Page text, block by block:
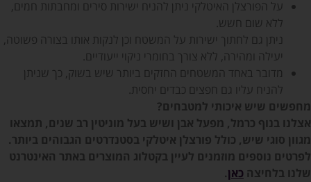
על הפורצלן האיטלקי ניתן להניח ישירות סירים ומחבתות חמים,
ללא שום חשש.
ניתן גם לחתוך ישירות על המשטח וכן לנקות אותו בצורה פשוטה,
יעילה ומהירה, ללא צורך בחומרי ניקוי ייעודיים.
מדובר באחד המשטחים החזקים ביותר שיש בשוק, כך שניתן
להניח עליו גם חפצים כבדים יחסית.
מחפשים שיש איכותי למטבחים?
אצלנו בנוף כרמל, מפעל אבן ושיש בעל מוניטין רב שנים, תמצאו
מגוון סוגי שיש, כולל פורצלן איטלקי בסטנדרטים הגבוהים ביותר.
לפרטים נוספים מוזמנים לעיין בקטלוג המוצרים באתר האינטרנט
שלנו בלחיצה כאן.